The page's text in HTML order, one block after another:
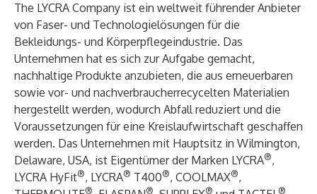
The LYCRA Company ist ein weltweit führender Anbieter
von Faser- und Technologielösungen für die
Bekleidungs- und Körperpflegeindustrie. Das
Unternehmen hat es sich zur Aufgabe gemacht,
nachhaltige Produkte anzubieten, die aus erneuerbaren
sowie vor- und nachverbraucherrecycelten Materialien
hergestellt werden, wodurch Abfall reduziert und die
Voraussetzungen für eine Kreislaufwirtschaft geschaffen
werden. Das Unternehmen mit Hauptsitz in Wilmington,
Delaware, USA, ist Eigentümer der Marken LYCRA®,
LYCRA HyFit®, LYCRA® T400®, COOLMAX®,
® ® ® ®